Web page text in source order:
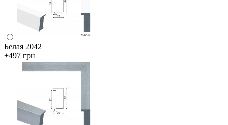
Белая 2042
+497 грн